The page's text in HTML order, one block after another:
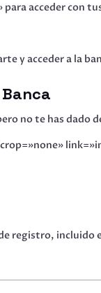
para acceder con
y acceder a la
no te has dado
registro, incluido